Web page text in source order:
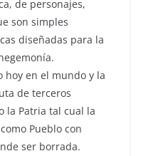
de personajes,
son simples
diseñadas para la
hoy en el mundo y la
de terceros
la Patria tal cual la
Pueblo con
ser borrada.